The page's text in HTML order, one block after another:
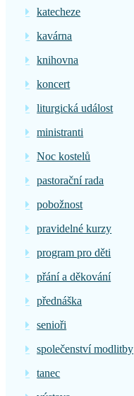
katecheze
kavárna
knihovna
koncert
liturgická událost
ministranti
Noc kostelů
pastorační rada
pobožnost
pravidelné kurzy
program pro děti
přání a děkování
přednáška
senioři
společenství modlitby
tanec